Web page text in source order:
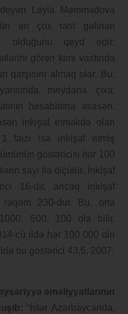
Leyla Məmmədova
ən çox rast gəlinən
olduğunu qeyd edir:
görən kimi vaxtında
qarşısını almaq olar. Bu,
meydana çıxır.
hesabatına əsasən,
inkişaf etməkdə olan
faizi isə inkişaf etmiş
göstəricisi hər 100
sayı ilə ölçülür. İnkişaf
16-dır, ancaq inkişaf
230-dur. Bu, orta
500, 100 ola bilir.
cü ildə hər 100 000 diri
bu göstərici 43,5, 2007-
əməliyyatlarının
“İstər Azərbaycanda,